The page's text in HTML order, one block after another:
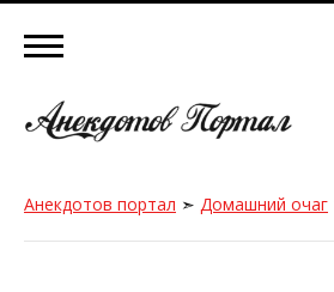
Анекдотов портал ➣ Домашний очаг